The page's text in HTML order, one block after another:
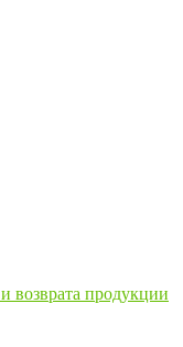
возврата продукции